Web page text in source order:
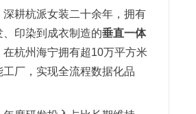
深耕杭派女装二十余年，拥有
印染到成衣制造的垂直一体
在杭州海宁拥有超10万平方米
厂，实现全流程数据化品